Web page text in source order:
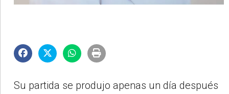
Su partida se produjo apenas un día después